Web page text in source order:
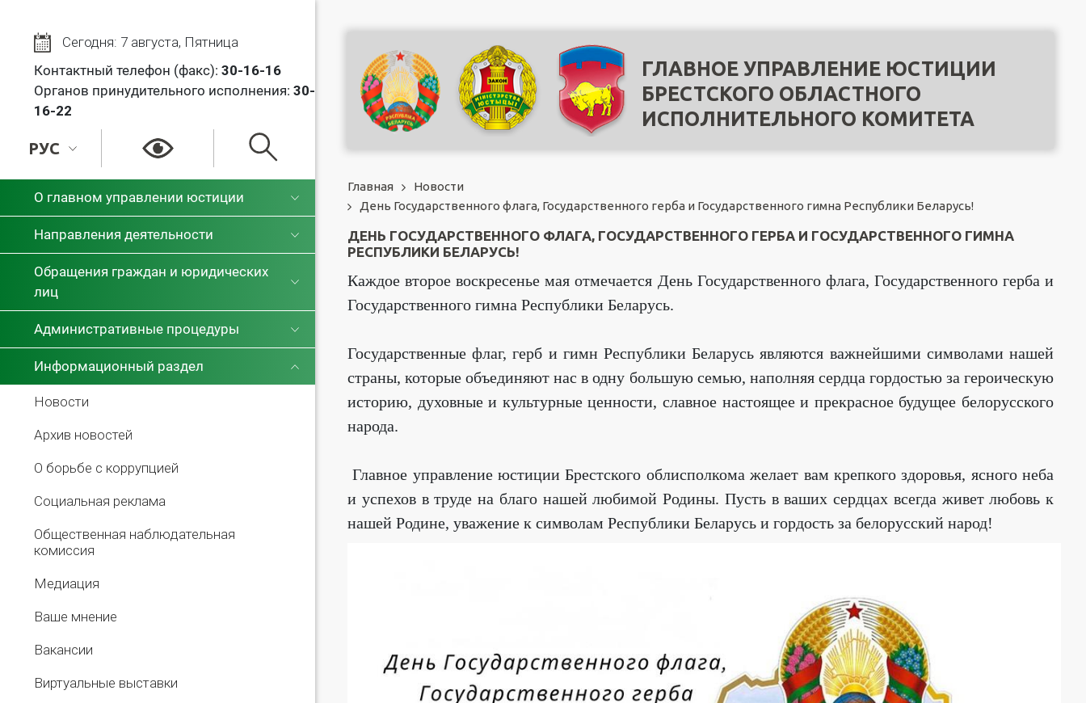
Сегодня: 7 августа, Пятница
Контактный телефон (факс): 30-16-16
Органов принудительного исполнения: 30-
16-22
РУС
О главном управлении юстиции
Направления деятельности
Обращения граждан и юридических
лиц
Административные процедуры
Информационный раздел
Новости
Архив новостей
О борьбе с коррупцией
Социальная реклама
Общественная наблюдательная
комиссия
Медиация
Ваше мнение
Вакансии
Виртуальные выставки
ГЛАВНОЕ УПРАВЛЕНИЕ ЮСТИЦИИ
БРЕСТСКОГО ОБЛАСТНОГО
ИСПОЛНИТЕЛЬНОГО КОМИТЕТА
Главная
Новости
День Государственного флага, Государственного герба и Государственного гимна Республики Беларусь!
ДЕНЬ ГОСУДАРСТВЕННОГО ФЛАГА, ГОСУДАРСТВЕННОГО ГЕРБА И ГОСУДАРСТВЕННОГО ГИМНА
РЕСПУБЛИКИ БЕЛАРУСЬ!
Каждое второе воскресенье мая отмечается День Государственного флага, Государственного герба и
Государственного гимна Республики Беларусь.
Государственные флаг, герб и гимн Республики Беларусь являются важнейшими символами нашей
страны, которые объединяют нас в одну большую семью, наполняя сердца гордостью за героическую
историю, духовные и культурные ценности, славное настоящее и прекрасное будущее белорусского
народа.
Главное управление юстиции Брестского облисполкома желает вам крепкого здоровья, ясного неба
и успехов в труде на благо нашей любимой Родины. Пусть в ваших сердцах всегда живет любовь к
нашей Родине, уважение к символам Республики Беларусь и гордость за белорусский народ!